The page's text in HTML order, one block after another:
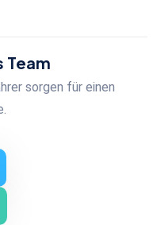
Team
sorgen für einen